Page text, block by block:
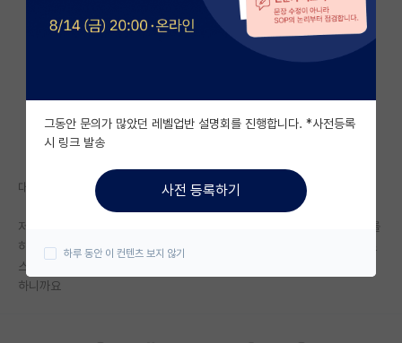
베스트 게시판
자유 게시판(아무개랩)
미국 유학 게시판
미국 대학원 합격 후기 게시판
대학원생 모집 게시판
연구실(PI) 홍보 게시판
대학원 학벌에 대해 자부심 갖지 말라는 글을 봤는데요
저는 학부에서 열심히해서 대학원이라도 학부때 오고 싶었던 곳에서 연구를
하고 있는 제 자신이 자랑스럽고 그래도 이 학교 출신은 되는구나하면서 스
스로 만족하면서 살고 있는데 그래도 괜찮지 않나요..? 학교를 거닐때 행복
하니까요
그동안 문의가 많았던 레벨업반 설명회를 진행합니다. *사전등록
시 링크 발송
사전 등록하기
하루 동안 이 컨텐츠 보지 않기